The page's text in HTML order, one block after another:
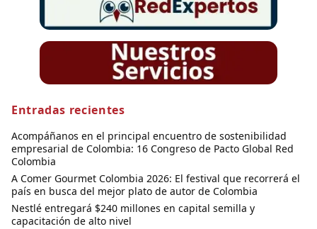
Entradas recientes
Acompáñanos en el principal encuentro de sostenibilidad
empresarial de Colombia: 16 Congreso de Pacto Global Red
Colombia
A Comer Gourmet Colombia 2026: El festival que recorrerá el
país en busca del mejor plato de autor de Colombia
Nestlé entregará $240 millones en capital semilla y
capacitación de alto nivel